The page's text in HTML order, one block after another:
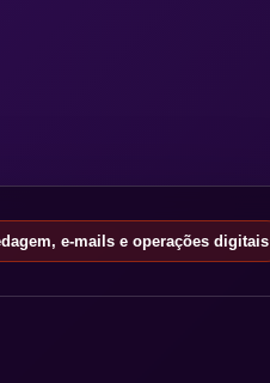
e-mails e operações digitais